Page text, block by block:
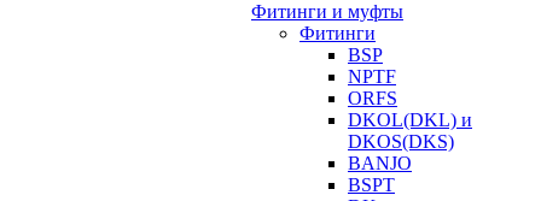
Фитинги и муфты
Фитинги
BSP
NPTF
ORFS
DKOL(DKL) и
DKOS(DKS)
BANJO
BSPT